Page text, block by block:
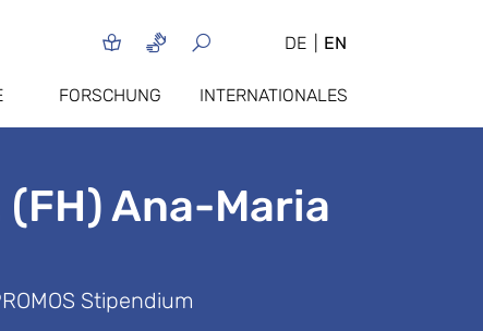
DE EN
FORSCHUNG INTERNATIONALES
Ana-Maria
Stipendium